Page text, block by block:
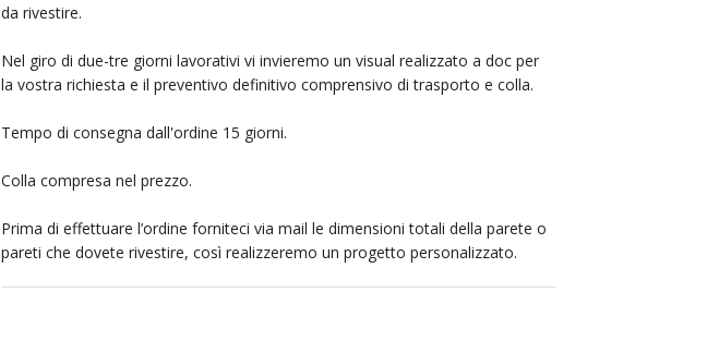
da rivestire.
Nel giro di due-tre giorni lavorativi vi invieremo un visual realizzato a doc per
la vostra richiesta e il preventivo definitivo comprensivo di trasporto e colla.
Tempo di consegna dall'ordine 15 giorni.
Colla compresa nel prezzo.
Prima di effettuare l’ordine forniteci via mail le dimensioni totali della parete o
pareti che dovete rivestire, così realizzeremo un progetto personalizzato.